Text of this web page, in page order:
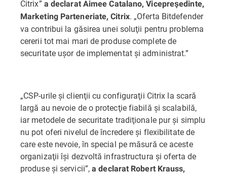
Citrix” a declarat Aimee Catalano, Vicepreşedinte,
Marketing Parteneriate, Citrix. „Oferta Bitdefender
va contribui la găsirea unei soluţii pentru problema
cererii tot mai mari de produse complete de
securitate uşor de implementat şi administrat.”
„CSP-urile şi clienţii cu configuraţii Citrix la scară
largă au nevoie de o protecţie fiabilă şi scalabilă,
iar metodele de securitate tradiţionale pur şi simplu
nu pot oferi nivelul de încredere şi flexibilitate de
care este nevoie, în special pe măsură ce aceste
organizaţii îşi dezvoltă infrastructura şi oferta de
produse şi servicii”,a declarat Robert Krauss,